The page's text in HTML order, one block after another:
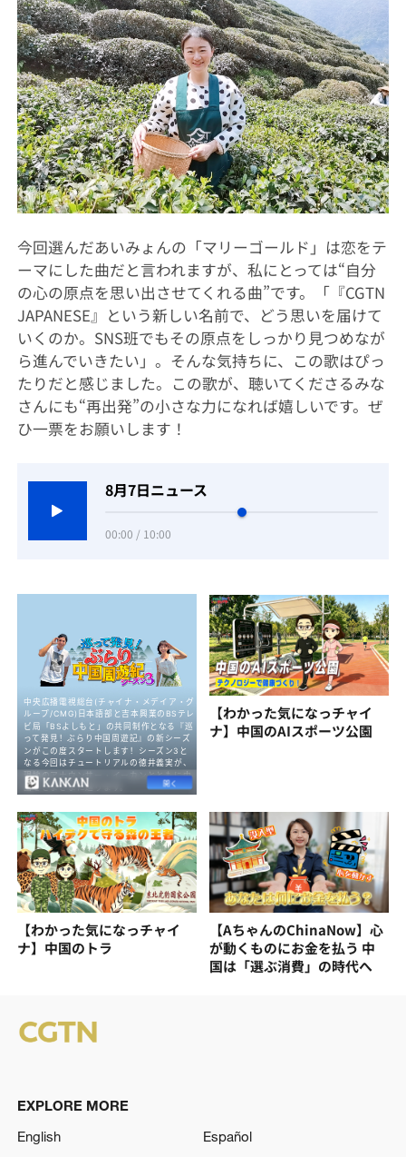
今回選んだあいみょんの「マリーゴールド」は恋をテ
ーマにした曲だと言われますが、私にとっては“自分
の心の原点を思い出させてくれる曲”です。「『CGTN
JAPANESE』という新しい名前で、どう思いを届けて
いくのか。SNS班でもその原点をしっかり見つめなが
ら進んでいきたい」。そんな気持ちに、この歌はぴっ
たりだと感じました。この歌が、聴いてくださるみな
さんにも“再出発”の小さな力になれば嬉しいです。ぜ
ひ一票をお願いします！
8月7日ニュース
00:00 / 10:00
【わかった気になっチャイ
ナ】中国のAIスポーツ公園
【わかった気になっチャイ
ナ】中国のトラ
【AちゃんのChinaNow】心
が動くものにお金を払う 中
国は「選ぶ消費」の時代へ
EXPLORE MORE
English
Español